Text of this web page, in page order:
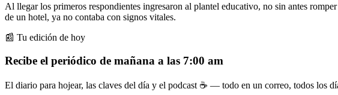
Al llegar los primeros respondientes ingresaron al plantel educativo, no sin antes
de un hotel, ya no contaba con signos vitales.
📰 Tu edición de hoy
Recibe el periódico de mañana a las 7:00 am
El diario para hojear, las claves del día y el podcast ☕ — todo en un correo, todos los